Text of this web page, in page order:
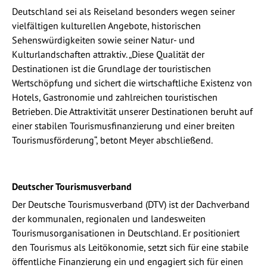
Deutschland sei als Reiseland besonders wegen seiner
vielfältigen kulturellen Angebote, historischen
Sehenswürdigkeiten sowie seiner Natur- und
Kulturlandschaften attraktiv. „Diese Qualität der
Destinationen ist die Grundlage der touristischen
Wertschöpfung und sichert die wirtschaftliche Existenz von
Hotels, Gastronomie und zahlreichen touristischen
Betrieben. Die Attraktivität unserer Destinationen beruht auf
einer stabilen Tourismusfinanzierung und einer breiten
Tourismusförderung“, betont Meyer abschließend.
Deutscher Tourismusverband
Der Deutsche Tourismusverband (DTV) ist der Dachverband
der kommunalen, regionalen und landesweiten
Tourismusorganisationen in Deutschland. Er positioniert
den Tourismus als Leitökonomie, setzt sich für eine stabile
öffentliche Finanzierung ein und engagiert sich für einen